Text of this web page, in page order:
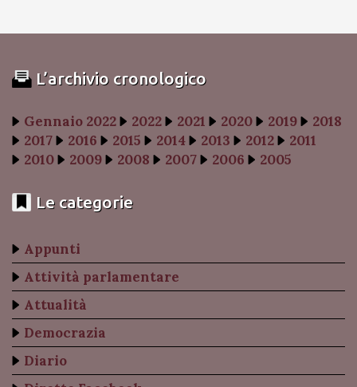
L’archivio cronologico
Gennaio 2022 2022 2021 2020 2019
2018
2017
2016 2015 2014 2013 2012
2011
2010
2009 2008 2007 2006 2005
Le categorie
Appunti
Attività parlamentare
Attualità
Democrazia
Diario